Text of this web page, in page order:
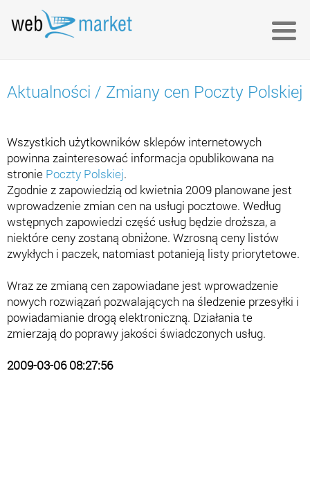
Aktualności / Zmiany cen Poczty Polskiej
Wszystkich użytkowników sklepów internetowych
powinna zainteresować informacja opublikowana na
stronie Poczty Polskiej.
Zgodnie z zapowiedzią od kwietnia 2009 planowane jest
wprowadzenie zmian cen na usługi pocztowe. Według
wstępnych zapowiedzi część usług będzie droższa, a
niektóre ceny zostaną obniżone. Wzrosną ceny listów
zwykłych i paczek, natomiast potanieją listy priorytetowe.
Wraz ze zmianą cen zapowiadane jest wprowadzenie
nowych rozwiązań pozwalających na śledzenie przesyłki i
powiadamianie drogą elektroniczną. Działania te
zmierzają do poprawy jakości świadczonych usług.
2009-03-06 08:27:56